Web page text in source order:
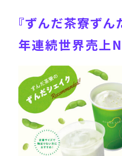
『ずんだ茶寮ずん
年連続世界売上